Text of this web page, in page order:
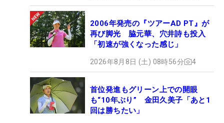
2006年発売の『ツアーAD PT』が
再び脚光 脇元華、穴井詩も投入
「初速が強くなった感じ」
2026年8月8日 (土) 08時56分 4
首位発進もグリーン上での開眼
も“10年ぶり” 金田久美子「あと1
回は勝ちたい」